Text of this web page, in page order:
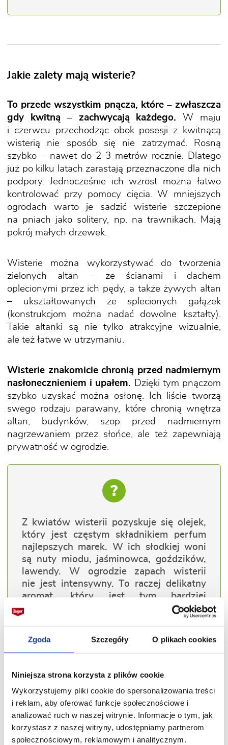
Zgoda Szczegóły O plikach cookies
Niniejsza strona korzysta z plików cookie
Wykorzystujemy pliki cookie do spersonalizowania treści
i reklam, aby oferować funkcje społecznościowe i
analizować ruch w naszej witrynie. Informacje o tym, jak
korzystasz z naszej witryny, udostępniamy partnerom
społecznościowym, reklamowym i analitycznym.
Jakie zalety mają wisterie?
To przede wszystkim pnącza, które – zwłaszcza
gdy kwitną – zachwycają każdego. W maju
i czerwcu przechodząc obok posesji z kwitnącą
wisterią nie sposób się nie zatrzymać. Rosną
szybko – nawet do 2-3 metrów rocznie. Dlatego
już po kilku latach zarastają przeznaczone dla nich
podpory. Jednocześnie ich wzrost można łatwo
kontrolować przy pomocy cięcia. W mniejszych
ogrodach warto je sadzić wisterie szczepione
na pniach jako solitery, np. na trawnikach. Mają
pokrój małych drzewek.
Wisterie można wykorzystywać do tworzenia
zielonych altan – ze ścianami i dachem
oplecionymi przez ich pędy, a także żywych altan
– ukształtowanych ze splecionych gałązek
(konstrukcjom można nadać dowolne kształty).
Takie altanki są nie tylko atrakcyjne wizualnie,
ale też łatwe w utrzymaniu.
Wisterie znakomicie chronią przed nadmiernym
nasłonecznieniem i upałem. Dzięki tym pnączom
szybko uzyskać można osłonę. Ich liście tworzą
swego rodzaju parawany, które chronią wnętrza
altan, budynków, szop przed nadmiernym
nagrzewaniem przez słońce, ale też zapewniają
prywatność w ogrodzie.
?
Z kwiatów wisterii pozyskuje się olejek,
który jest częstym składnikiem perfum
najlepszych marek. W ich słodkiej woni
są nuty miodu, jaśminowca, goździków,
lawendy. W ogrodzie zapach wisterii
nie jest intensywny. To raczej delikatny
aromat, który jest tym bardziej
wyczuwalny, im więcej kwiatów znajduje